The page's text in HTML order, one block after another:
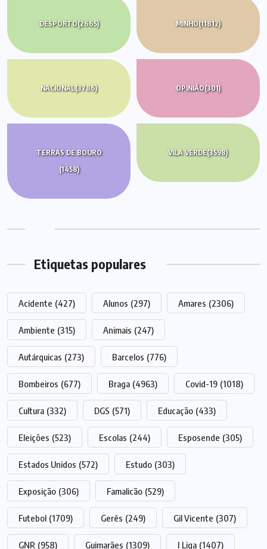
DESPORTO(2665) MINHO(11812)
NACIONAL(3786) OPINIÃO(301)
TERRAS DE BOURO
(1458)
VILA VERDE(3598)
Etiquetas populares
Acidente (427) Alunos (297) Amares (2306)
Ambiente (315) Animais (247)
Autárquicas (273) Barcelos (776)
Bombeiros (677) Braga (4963) Covid-19 (1018)
Cultura (332) DGS (571) Educação (433)
Eleições (523) Escolas (244) Esposende (305)
Estados Unidos (572) Estudo (303)
Exposição (306) Famalicão (529)
Futebol (1709) Gerês (249) Gil Vicente (307)
GNR (958) Guimarães (1309) I Liga (1407)